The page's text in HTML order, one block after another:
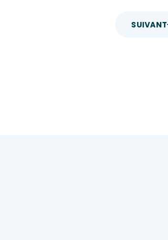
SUIVANT